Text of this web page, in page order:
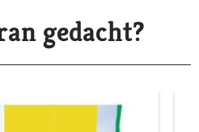
gedacht?